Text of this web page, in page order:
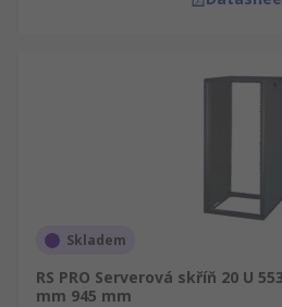
Skladem
RS PRO Serverová skříň 20 U
mm 945 mm